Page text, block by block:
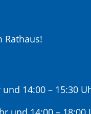
Rathaus!
und 14:00 – 15:30